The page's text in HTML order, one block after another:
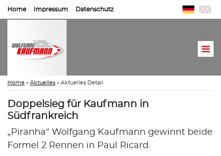
Home Impressum Datenschutz
Home » Aktuelles » Aktuelles Detail
Doppelsieg für Kaufmann in
Südfrankreich
„Piranha“ Wolfgang Kaufmann gewinnt beide
Formel 2 Rennen in Paul Ricard.